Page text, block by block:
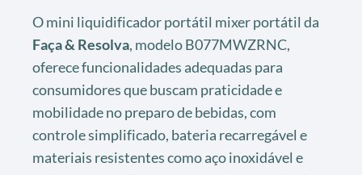
O mini liquidificador portátil mixer portátil da
Faça & Resolva, modelo B077MWZRNC,
oferece funcionalidades adequadas para
consumidores que buscam praticidade e
mobilidade no preparo de bebidas, com
controle simplificado, bateria recarregável e
materiais resistentes como aço inoxidável e